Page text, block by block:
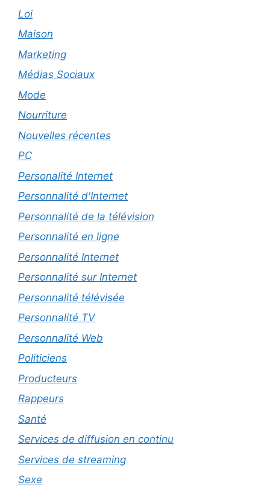
Loi
Maison
Marketing
Médias Sociaux
Mode
Nourriture
Nouvelles récentes
PC
Personalité Internet
Personnalité d'Internet
Personnalité de la télévision
Personnalité en ligne
Personnalité Internet
Personnalité sur Internet
Personnalité télévisée
Personnalité TV
Personnalité Web
Politiciens
Producteurs
Rappeurs
Santé
Services de diffusion en continu
Services de streaming
Sexe